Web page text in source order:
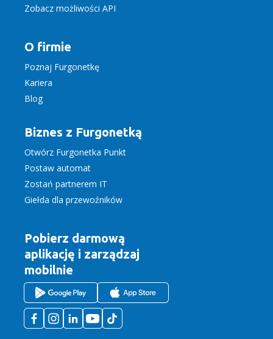
Zobacz możliwości API
O firmie
Poznaj Furgonetkę
Kariera
Blog
Biznes z Furgonetką
Otwórz Furgonetka Punkt
Postaw automat
Zostań partnerem IT
Giełda dla przewoźników
Pobierz darmową
aplikację i zarządzaj
mobilnie